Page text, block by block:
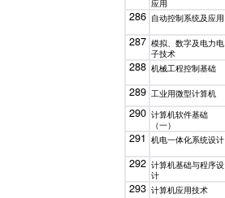
应用
286 自动控制系统及应用
287 模拟、数字及电力电
子技术
288 机械工程控制基础
289 工业用微型计算机
290 计算机软件基础
（一）
291 机电一体化系统设计
292 计算机基础与程序设
计
293 计算机应用技术